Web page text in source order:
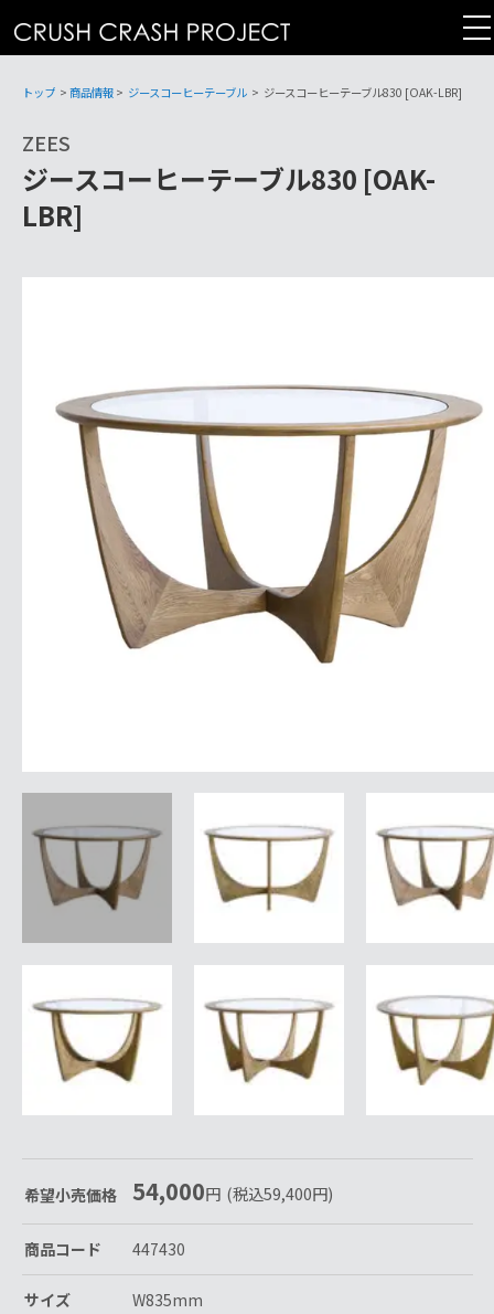
テ
トップ > 商品情報> ジースコーヒーテーブル > ジースコーヒーテーブル830 [OAK-LBR]
ZEES
ジースコーヒーテーブル830 [OAK-
LBR]
希望小売価格 54,000円 (税込59,400円)
商品コード 447430
サイズ
W835mm